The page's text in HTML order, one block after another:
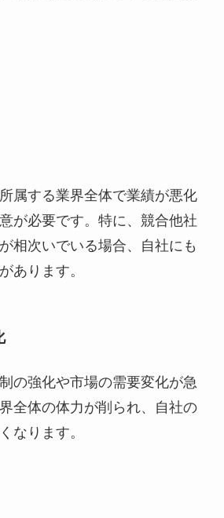
属する業界全体で業績が悪化
が必要です。特に、競合他社
相次いでいる場合、自社にも
あります。
の強化や市場の需要変化が急
全体の体力が削られ、自社の
なります。